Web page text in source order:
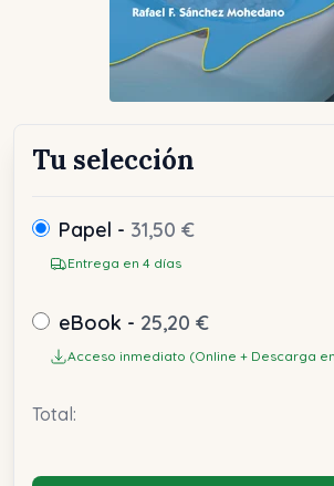
Tu selección
Papel - 31,50 €
Entrega en 4 días
eBook - 25,20 €
Acceso inmediato (Online + Descarga
Total: